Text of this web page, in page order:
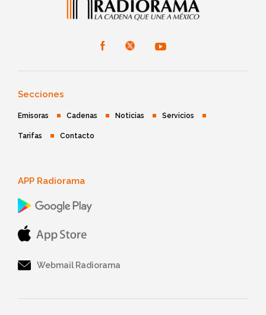
Secciones
Emisoras Cadenas Noticias Servicios
Tarifas Contacto
APP Radiorama
Webmail Radiorama